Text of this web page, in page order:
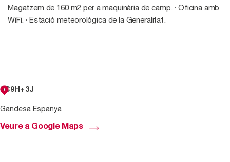
Magatzem de 160 m2 per a maquinària de camp. · Oficina amb
WiFi. · Estació meteorològica de la Generalitat.
3C9H+3J
Gandesa Espanya
Veure a Google Maps